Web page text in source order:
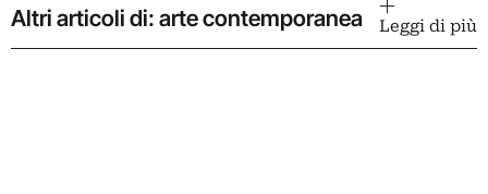
Altri articoli di: arte contemporanea Leggi di più